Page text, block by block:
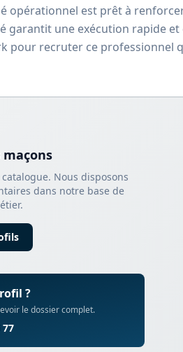
opérationnel est prêt à
garantit une exécution rapide
pour recruter ce professionnel
maçons
Nous disposons
dans notre base de
?
le dossier complet.
77